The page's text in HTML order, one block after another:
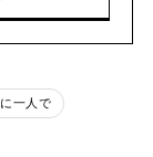
一人で